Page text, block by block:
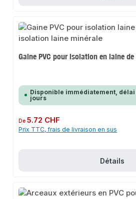
Gaine PVC pour isolation en laine
Disponible immédiatement,
jours
Prix régulier :
De5.72 CHF
Prix TTC, frais de livraison en sus
Détails